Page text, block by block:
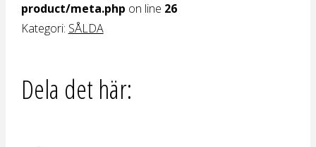
product/meta.php on line 26
Kategori: SÅLDA
Dela det här: